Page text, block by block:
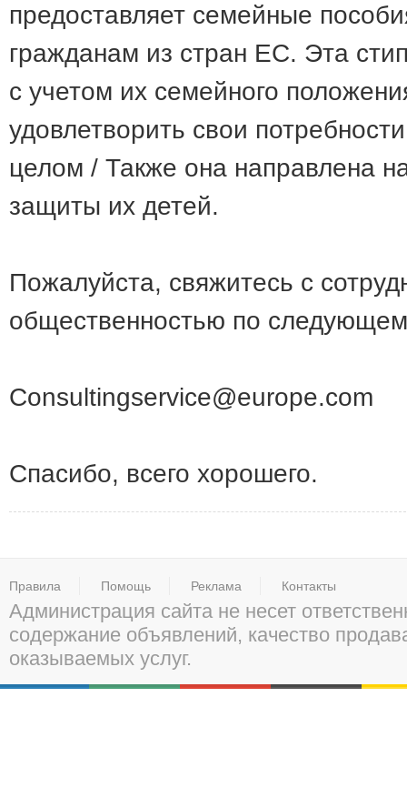
предоставляет семейные
гражданам из стран ЕС. Эта
с учетом их семейного
удовлетворить свои
целом / Также она направлена
защиты их детей.
Пожалуйста, свяжитесь с
общественностью по
Consultingservice@europe.com
Спасибо, всего хорошего.
Правила Помощь Реклама Контакты
Администрация сайта не несет
содержание объявлений, качество
оказываемых услуг.